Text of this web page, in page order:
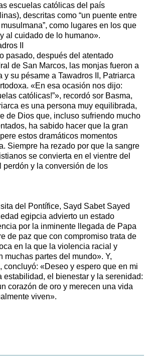
escuelas católicas del país
descritas como “un puente entre
como lugares en los que
al cuidado de lo humano».
II
pasado, después del atentado
de San Marcos, las monjas fueron a
y su pésame a Tawadros II, Patriarca
«En esa ocasión nos dijo:
católicas!”», recordó sor Basma,
es una persona muy equilibrada,
de Dios que, incluso sufriendo mucho
ha sabido hacer que la gran
estos dramáticos momentos
Siempre ha rezado por que la sangre
se convierta en el vientre del
perdón y la conversión de los
del Pontífice, Sayd Sabet Sayed
egipcia advierto un estado
por la inminente llegada de Papa
de paz que con compromiso trata de
en la que la violencia racial y
muchas partes del mundo». Y,
concluyó: «Deseo y espero que en mi
estabilidad, el bienestar y la serenidad:
corazón de oro y merecen una vida
viven».